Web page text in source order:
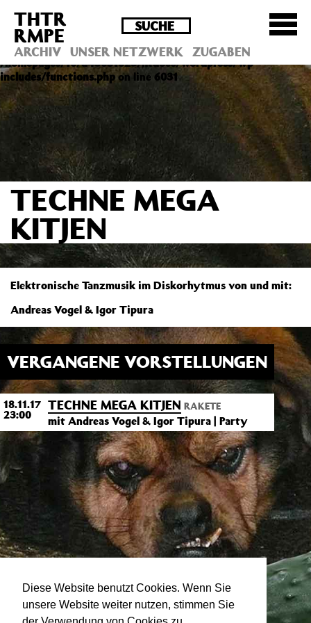
Diese Website benutzt Cookies. Wenn Sie
unsere Website weiter nutzen, stimmen Sie
Deprecated : Die Funktion post_permalink ist seit
Version 4.4.0 veraltet! Verwende stattdessen
get_permalink(). in
/homepages/10/d43051023/htdocs/wordpress/wp-
includes/functions.php on line 6031
THTR
RMPE
ARCHIV UNSER NETZWERK ZUGABEN
TECHNE MEGA
KITJEN
Elektronische Tanzmusik im Diskorhytmus von und mit:
Andreas Vogel & Igor Tipura
VERGANGENE VORSTELLUNGEN
18.11.17
23:00
TECHNE MEGA KITJEN RAKETE
mit Andreas Vogel & Igor Tipura | Party